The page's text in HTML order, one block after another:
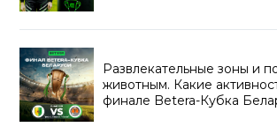
Развлекательные зоны и
животным. Какие
финале Betera-Кубка